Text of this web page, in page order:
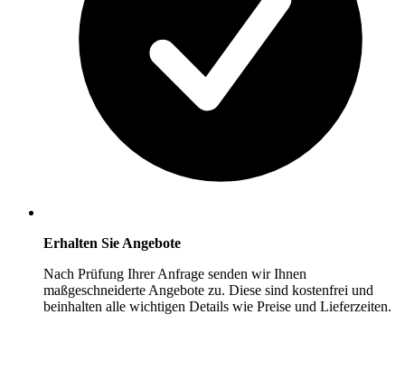
Erhalten Sie Angebote
Nach Prüfung Ihrer Anfrage senden wir Ihnen
maßgeschneiderte Angebote zu. Diese sind kostenfrei und
beinhalten alle wichtigen Details wie Preise und Lieferzeiten.